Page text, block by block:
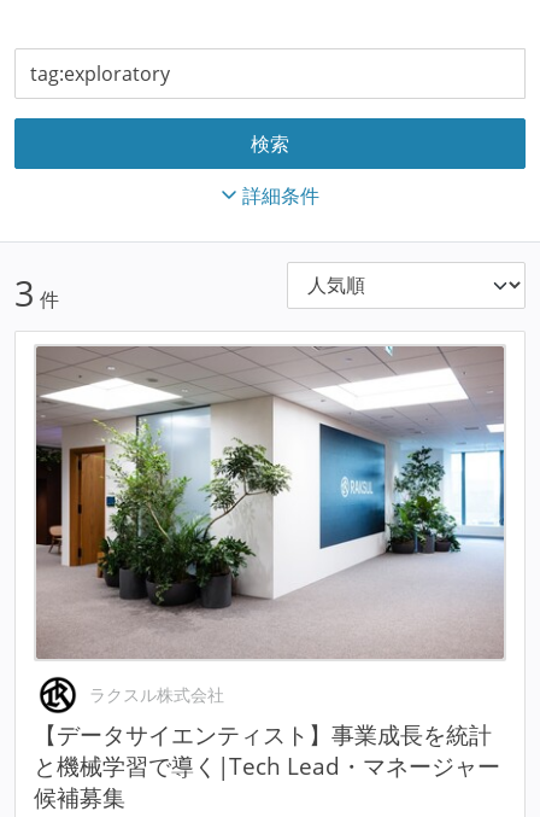
詳細条件
3 件
ラクスル株式会社
【データサイエンティスト】事業成長を統計
と機械学習で導く|Tech Lead・マネージャー
候補募集